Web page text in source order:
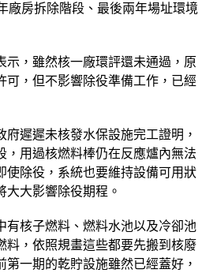
廠房拆除階段、最後兩年場址環境
示，雖然核一廠環評還未通過，原
可，但不影響除役準備工作，已經
府遲遲未核發水保設施完工證明，
，用過核燃料棒仍在反應爐內無法
使除役，系統也要維持設備可用狀
大大影響除役期程。
有核子燃料、燃料水池以及冷卻池
料，依照規畫這些都要先搬到核廢
第一期的乾貯設施雖然已經蓋好，